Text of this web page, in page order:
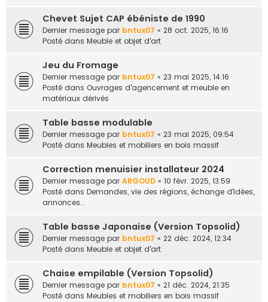
Chevet Sujet CAP ébéniste de 1990
Dernier message par bntux07 « 28 oct. 2025, 16:16
Posté dans Meuble et objet d'art
Jeu du Fromage
Dernier message par bntux07 « 23 mai 2025, 14:16
Posté dans Ouvrages d'agencement et meuble en
matériaux dérivés
Table basse modulable
Dernier message par bntux07 « 23 mai 2025, 09:54
Posté dans Meubles et mobiliers en bois massif
Correction menuisier installateur 2024
Dernier message par ARGOUD « 10 févr. 2025, 13:59
Posté dans Demandes, vie des régions, échange d'idées,
annonces...
Table basse Japonaise (Version Topsolid)
Dernier message par bntux07 « 22 déc. 2024, 12:34
Posté dans Meuble et objet d'art
Chaise empilable (Version Topsolid)
Dernier message par bntux07 « 21 déc. 2024, 21:35
Posté dans Meubles et mobiliers en bois massif